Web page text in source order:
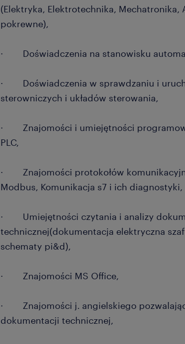
(Elektryka, Elektrotechnika, Mechatronika,
pokrewne),
· Doświadczenia na stanowisku
· Doświadczenia w sprawdzaniu i
sterowniczych i układów sterowania,
· Znajomości i umiejętności
PLC,
· Znajomości protokołów
Modbus, Komunikacja s7 i ich diagnostyki,
· Umiejętności czytania i analizy
technicznej(dokumentacja elektryczna
schematy pi&d),
· Znajomości MS Office,
· Znajomości j. angielskiego
dokumentacji technicznej,